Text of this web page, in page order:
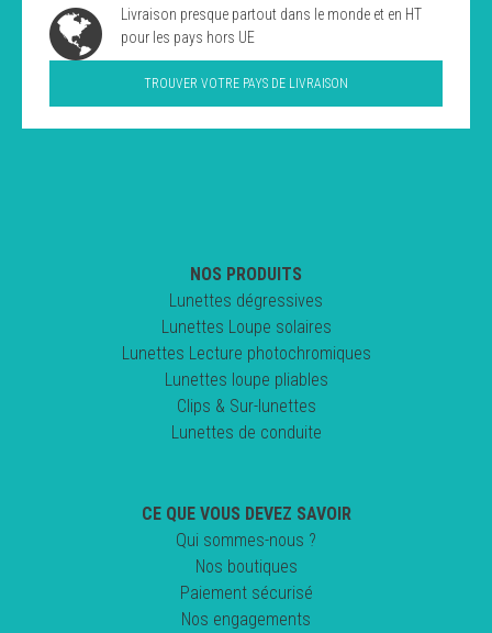
Livraison presque partout dans le monde et en HT
pour les pays hors UE
TROUVER VOTRE PAYS DE LIVRAISON
NOS PRODUITS
Lunettes dégressives
Lunettes Loupe solaires
Lunettes Lecture photochromiques
Lunettes loupe pliables
Clips & Sur-lunettes
Lunettes de conduite
CE QUE VOUS DEVEZ SAVOIR
Qui sommes-nous ?
Nos boutiques
Paiement sécurisé
Nos engagements